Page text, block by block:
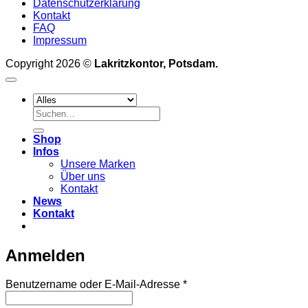
Datenschutzerklärung
Kontakt
FAQ
Impressum
Copyright 2026 © Lakritzkontor, Potsdam.
Suchen
nach:
Shop
Infos
Unsere Marken
Über uns
Kontakt
News
Kontakt
Anmelden
Benutzername oder E-Mail-Adresse *Erforderlich